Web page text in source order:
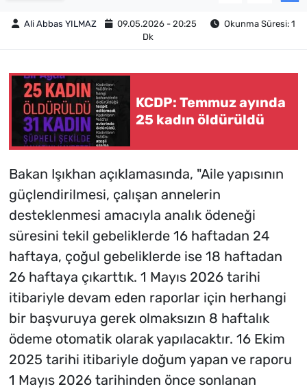
Ali Abbas YILMAZ 09.05.2026 - 20:25
Okunma Süresi: 1
Dk
KCDP: Temmuz ayında
25 kadın öldürüldü
Bakan Işıkhan açıklamasında, "Aile yapısının
güçlendirilmesi, çalışan annelerin
desteklenmesi amacıyla analık ödeneği
süresini tekil gebeliklerde 16 haftadan 24
haftaya, çoğul gebeliklerde ise 18 haftadan
26 haftaya çıkarttık. 1 Mayıs 2026 tarihi
itibariyle devam eden raporlar için herhangi
bir başvuruya gerek olmaksızın 8 haftalık
ödeme otomatik olarak yapılacaktır. 16 Ekim
2025 tarihi itibariyle doğum yapan ve raporu
1 Mayıs 2026 tarihinden önce sonlanan